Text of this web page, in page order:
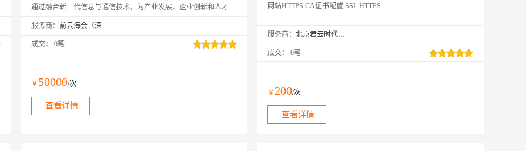
通过融合新一代信息与通信技术，为产业发展、企业创新和人才集
化、安全化的园区管理体系，实现园区的数字化转型和智慧化升
服务商： 前云海会（深圳）技术有限公司
成交： 0笔
￥ 50000/次
查看详情
网站HTTPS CA证书配置 SSL HTTPS
服务商： 北京君云时代科技有限公司
成交： 0笔
￥ 200/次
查看详情